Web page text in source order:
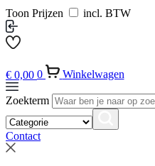
Toon Prijzen incl. BTW
€ 0,00 0 Winkelwagen
Zoekterm
Contact